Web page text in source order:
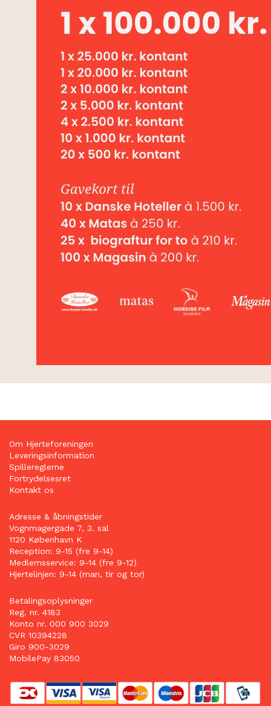
Om Hjerteforeningen
Leveringsinformation
Spillereglerne
Fortrydelsesret
Kontakt os
Adresse & åbningstider
Vognmagergade 7, 3. sal
1120 København K
Reception: 9-15 (fre 9-14)
Medlemsservice: 9-14 (fre 9-12)
Hjertelinjen: 9-14 (man, tir og tor)
Betalingsoplysninger
Reg. nr. 4183
Konto nr. 000 900 3029
CVR 10394228
Giro 900-3029
MobilePay 83050